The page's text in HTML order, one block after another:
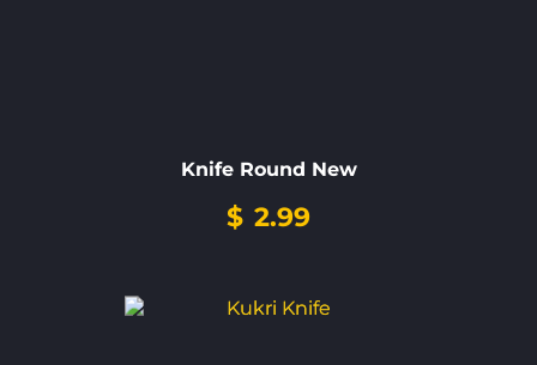
Knife Round New
$ 2.99